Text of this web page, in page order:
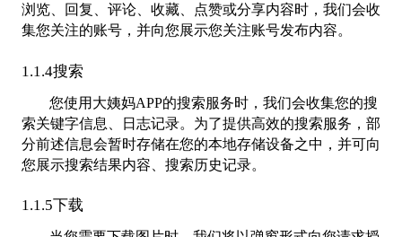
浏览、回复、评论、收藏、点赞或分享内容时，我们会收
集您关注的账号，并向您展示您关注账号发布内容。
1.1.4搜索
您使用大姨妈APP的搜索服务时，我们会收集您的搜
索关键字信息、日志记录。为了提供高效的搜索服务，部
分前述信息会暂时存储在您的本地存储设备之中，并可向
您展示搜索结果内容、搜索历史记录。
1.1.5下载